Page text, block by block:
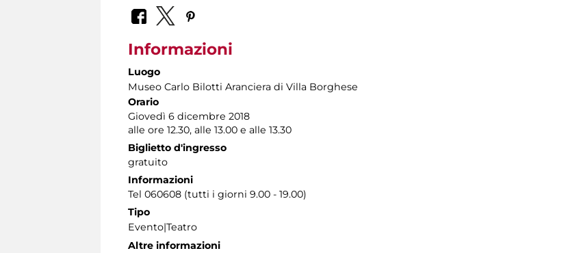
Informazioni
Luogo
Museo Carlo Bilotti Aranciera di Villa Borghese
Orario
Giovedì 6 dicembre 2018
alle ore 12.30, alle 13.00 e alle 13.30
Biglietto d'ingresso
gratuito
Informazioni
Tel 060608 (tutti i giorni 9.00 - 19.00)
Tipo
Evento|Teatro
Altre informazioni